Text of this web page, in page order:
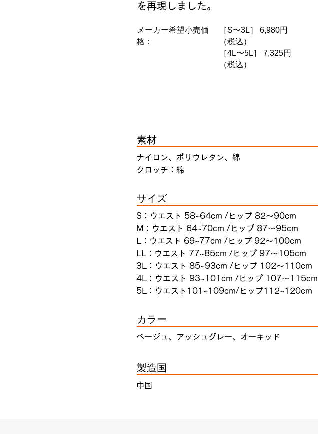
を再現しました。
メーカー希望小売価
格：
［S〜3L］ 6,980円
（税込）
［4L〜5L］ 7,325円
（税込）
素材
ナイロン、ポリウレタン、綿
クロッチ：綿
サイズ
S：ウエスト 58~64cm /ヒップ 82～90cm
M：ウエスト 64~70cm /ヒップ 87～95cm
L：ウエスト 69~77cm /ヒップ 92～100cm
LL：ウエスト 77~85cm /ヒップ 97～105cm
3L：ウエスト 85~93cm /ヒップ 102～110cm
4L：ウエスト 93~101cm /ヒップ 107～115cm
5L：ウエスト101~109cm/ヒップ112~120cm
カラー
ベージュ、アッシュグレー、オーキッド
製造国
中国